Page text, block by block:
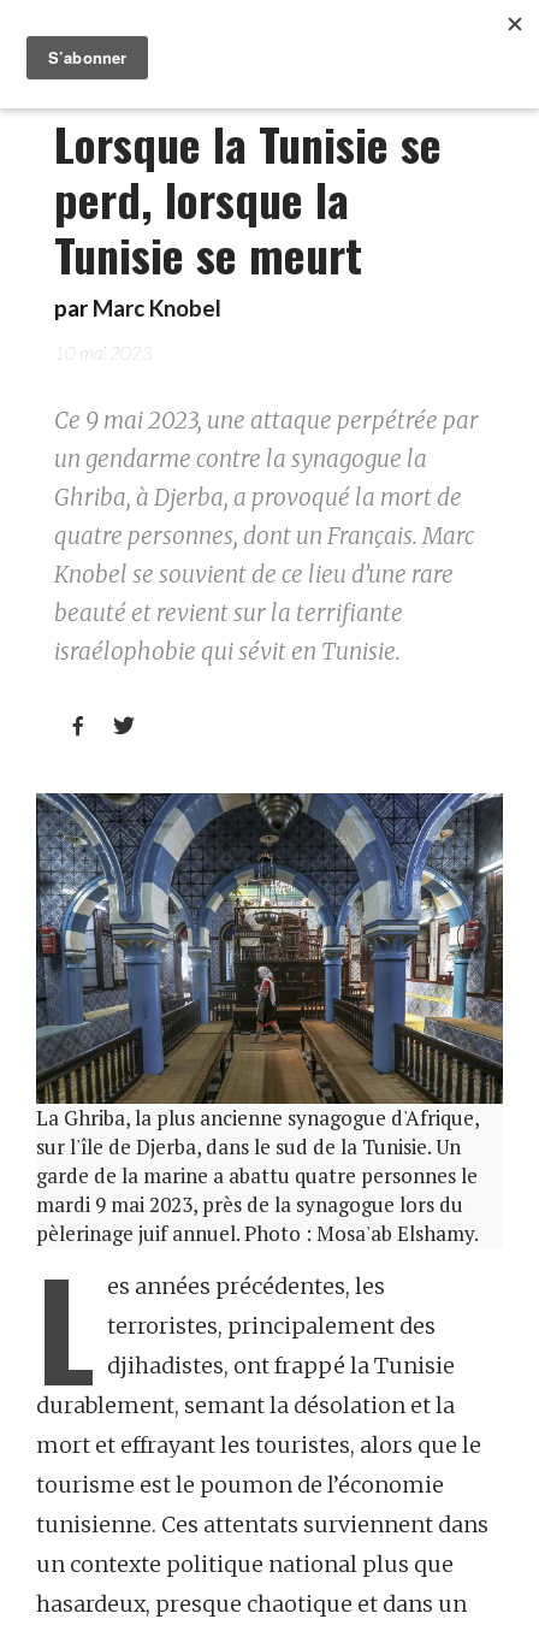
Lorsque la Tunisie se
perd, lorsque la
Tunisie se meurt
par Marc Knobel
10 mai 2023
Ce 9 mai 2023, une attaque perpétrée par
un gendarme contre la synagogue la
Ghriba, à Djerba, a provoqué la mort de
quatre personnes, dont un Français. Marc
Knobel se souvient de ce lieu d’une rare
beauté et revient sur la terrifiante
israélophobie qui sévit en Tunisie.
 
La Ghriba, la plus ancienne synagogue d'Afrique,
sur l'île de Djerba, dans le sud de la Tunisie. Un
garde de la marine a abattu quatre personnes le
mardi 9 mai 2023, près de la synagogue lors du
pèlerinage juif annuel. Photo : Mosa'ab Elshamy.
L es années précédentes, les
terroristes, principalement des
djihadistes, ont frappé la Tunisie
durablement, semant la désolation et la
mort et effrayant les touristes, alors que le
tourisme est le poumon de l’économie
tunisienne. Ces attentats surviennent dans
un contexte politique national plus que
hasardeux, presque chaotique et dans un